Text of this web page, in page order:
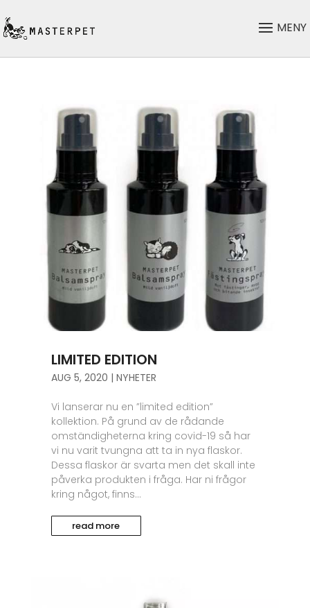
LIMITED EDITION
AUG 5, 2020 | NYHETER
Vi lanserar nu en ”limited edition”
kollektion. På grund av de rådande
omständigheterna kring covid-19 så har
vi nu varit tvungna att ta in nya flaskor.
Dessa flaskor är svarta men det skall inte
påverka produkten i fråga. Har ni frågor
kring något, finns...
read more